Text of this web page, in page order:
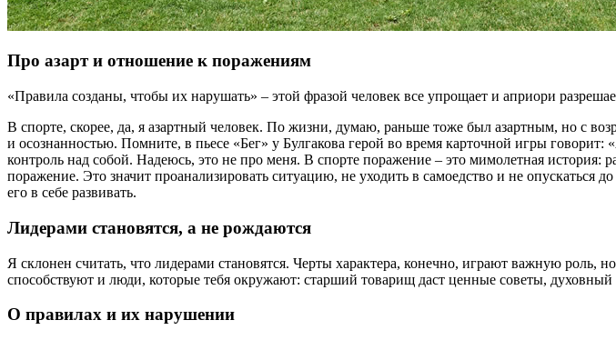
Про азарт и отношение к поражениям
«Правила созданы, чтобы их нарушать» – этой фразой человек все упрощает и априори
В спорте, скорее, да, я азартный человек. По жизни, думаю, раньше тоже был азартным, но с
и осознанностью. Помните, в пьесе «Бег» у Булгакова герой во время карточной игры
контроль над собой. Надеюсь, это не про меня. В спорте поражение – это мимолетная
поражение. Это значит проанализировать ситуацию, не уходить в самоедство и не
его в себе развивать.
Лидерами становятся, а не рождаются
Я склонен считать, что лидерами становятся. Черты характера, конечно, играют важную роль,
способствуют и люди, которые тебя окружают: старший товарищ даст ценные советы,
О правилах и их нарушении